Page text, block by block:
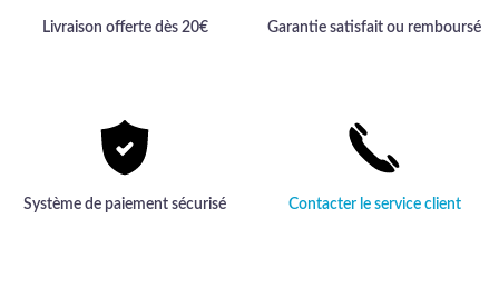
Livraison offerte dès 20€ Garantie satisfait ou remboursé
Système de paiement sécurisé Contacter le service client